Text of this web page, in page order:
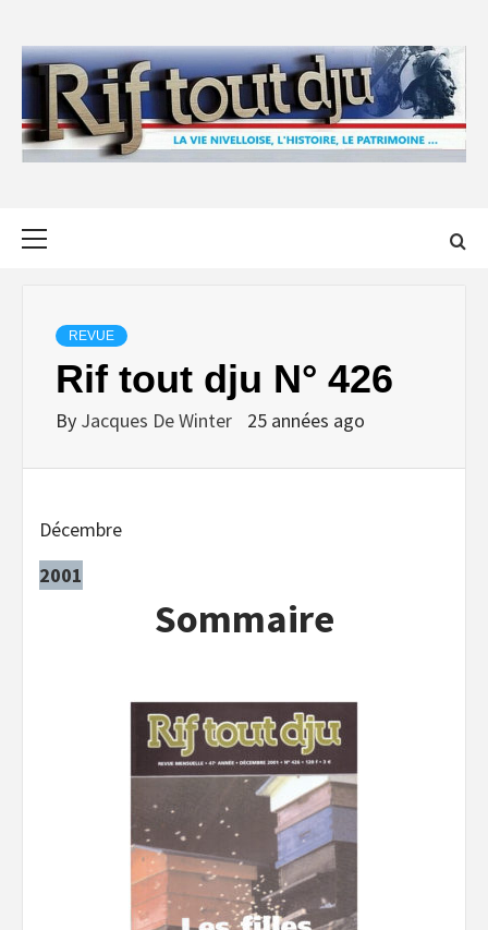
content
REVUE
Rif tout dju N° 426
By Jacques De Winter 25 années ago
Décembre
2001
Sommaire